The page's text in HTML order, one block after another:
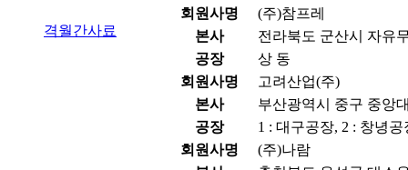
격월간사료
회원사명
(주)참프레
본사
전라북도 군산시 자유
공장
상 동
회원사명
고려산업(주)
본사
부산광역시 중구 중앙
공장
1 : 대구공장, 2 : 창녕공
회원사명
(주)나람